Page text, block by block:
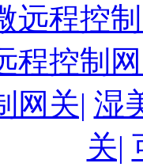
远程控
程控制
网关| 湿
关|